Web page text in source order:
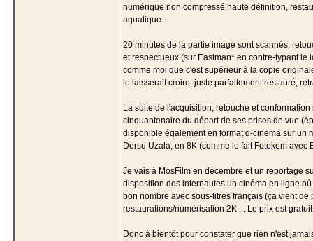
numérique non compressé haute définition,
aquatique...
20 minutes de la partie image sont scannés,
et respectueux (sur Eastman* en contre-typant
comme moi que c'est supérieur à la copie
le laisserait croire: juste parfaitement restauré,
La suite de l'acquisition, retouche et
cinquantenaire du départ de ses prises de vue
disponible également en format d-cinema sur un
Dersu Uzala, en 8K (comme le fait Fotokem
Je vais à MosFilm en décembre et un reportage
disposition des internautes un cinéma en ligne
bon nombre avec sous-titres français (ça vient
restaurations/numérisation 2K ... Le prix est
Donc à bientôt pour constater que rien n'est